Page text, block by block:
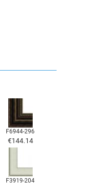
F6944-296
€144.14
F3919-204